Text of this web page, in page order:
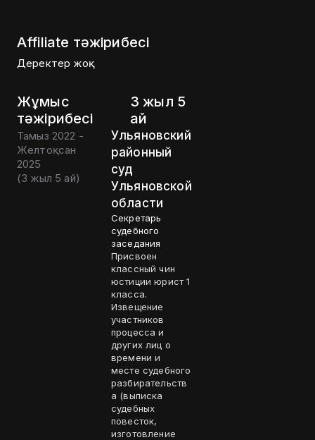
Affiliate тәжірибесі
Деректер жоқ
Жұмыс
тәжірибесі
3 жыл 5
ай
Тамыз 2022 -
Желтоқсан
2025
(3 жыл 5 ай)
Ульяновский
районный
суд
Ульяновской
области
Секретарь
судебного
заседания
Присвоен
классный чин
юстиции юрист 1
класса.
Извещение
участников
процесса и
других лиц о
времени и
месте судебного
разбирательств
а (выписка
судебных
повесток,
изготовление